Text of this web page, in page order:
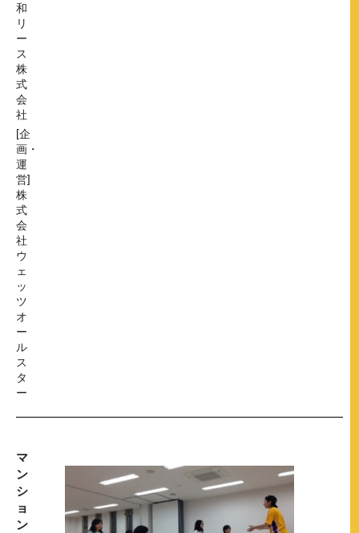
和
リ
ー
ス
株
式
会
社
[企
画・
運
営]
株
式
会
社
ウ
ェ
ッ
ツ
オ
ー
ル
ス
タ
ー
マ
ン
シ
ョ
ン